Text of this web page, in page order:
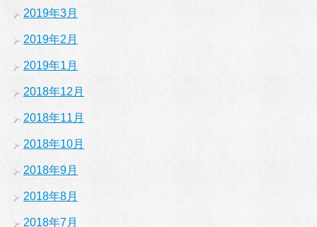
2019年3月
2019年2月
2019年1月
2018年12月
2018年11月
2018年10月
2018年9月
2018年8月
2018年7月